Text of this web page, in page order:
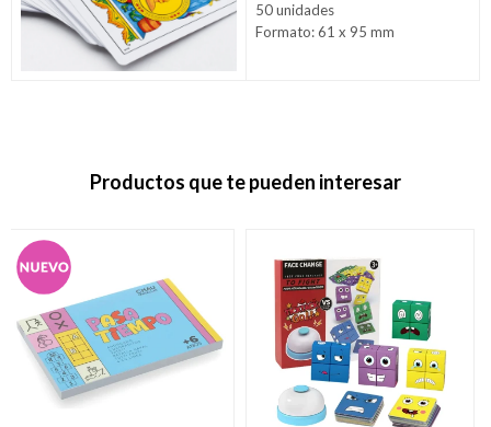
50 unidades
Formato: 61 x 95 mm
Productos que te pueden interesar